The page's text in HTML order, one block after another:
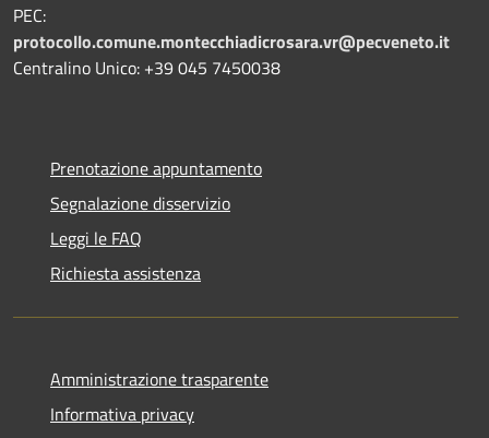
PEC:
protocollo.comune.montecchiadicrosara.vr@pecveneto.it
Centralino Unico: +39 045 7450038
Prenotazione appuntamento
Segnalazione disservizio
Leggi le FAQ
Richiesta assistenza
Amministrazione trasparente
Informativa privacy